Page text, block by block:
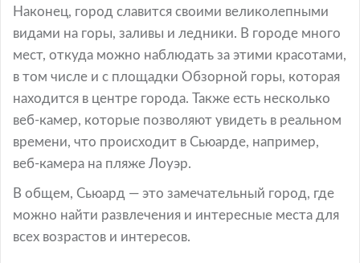
Наконец, город славится своими великолепными
видами на горы, заливы и ледники. В городе много
мест, откуда можно наблюдать за этими красотами,
в том числе и с площадки Обзорной горы, которая
находится в центре города. Также есть несколько
веб-камер, которые позволяют увидеть в реальном
времени, что происходит в Сьюарде, например,
веб-камера на пляже Лоуэр.
В общем, Сьюард — это замечательный город, где
можно найти развлечения и интересные места для
всех возрастов и интересов.